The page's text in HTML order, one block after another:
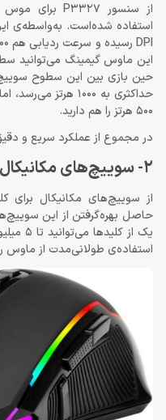
500 هرتز را هم دارید.
در مجموع از عملکرد سریع و
2- سوییچ‌های مکانیکال با عمر طولانی
از سوییچ‌های مکانیکال
حاصل بهره‌گرفتن از این
یک از
استفاده‌ی طولانی‌مدت از ماوس